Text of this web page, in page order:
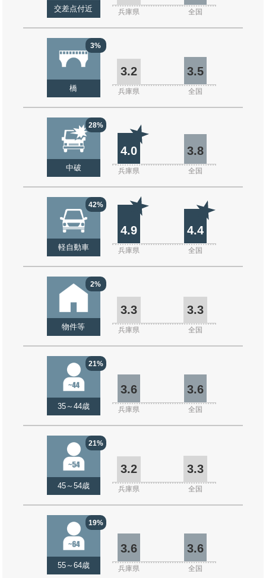
交差点付近 兵庫県 全国
3%
橋
3.2 3.5
兵庫県 全国
28%
中破
4.0 3.8
兵庫県 全国
42%
軽自動車
4.9 4.4
兵庫県 全国
2%
物件等
3.3 3.3
兵庫県 全国
21%
35～44歳
3.6 3.6
兵庫県 全国
21%
45～54歳
3.2 3.3
兵庫県 全国
19%
55～64歳
3.6 3.6
兵庫県 全国